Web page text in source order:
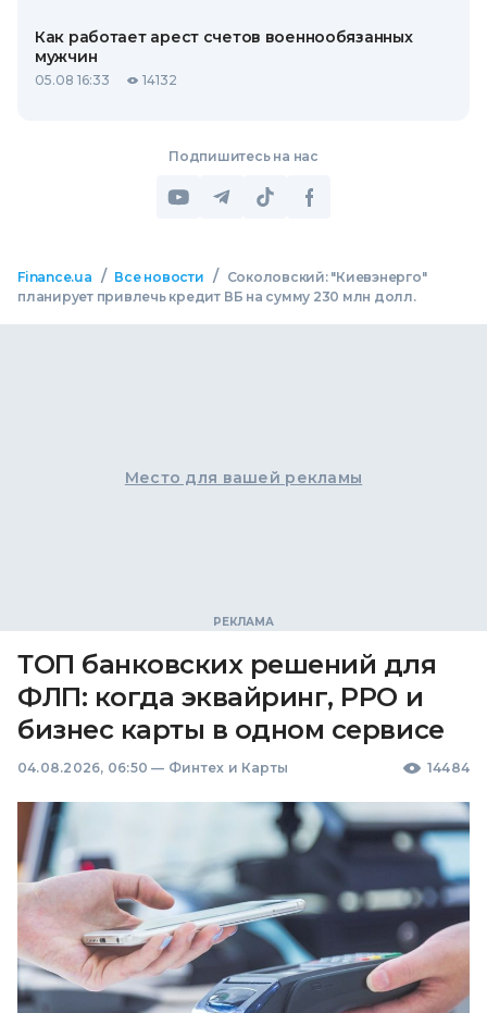
Как работает арест счетов военнообязанных
мужчин
05.08 16:33 14132
Подпишитесь на нас
Finance.ua / Все новости /
Соколовский: "Киевэнерго"
планирует привлечь кредит ВБ на сумму 230 млн долл.
Место для вашей рекламы
ТОП банковских решений для
ФЛП: когда эквайринг, РРО и
бизнес карты в одном сервисе
04.08.2026, 06:50 — Финтех и Карты 14484